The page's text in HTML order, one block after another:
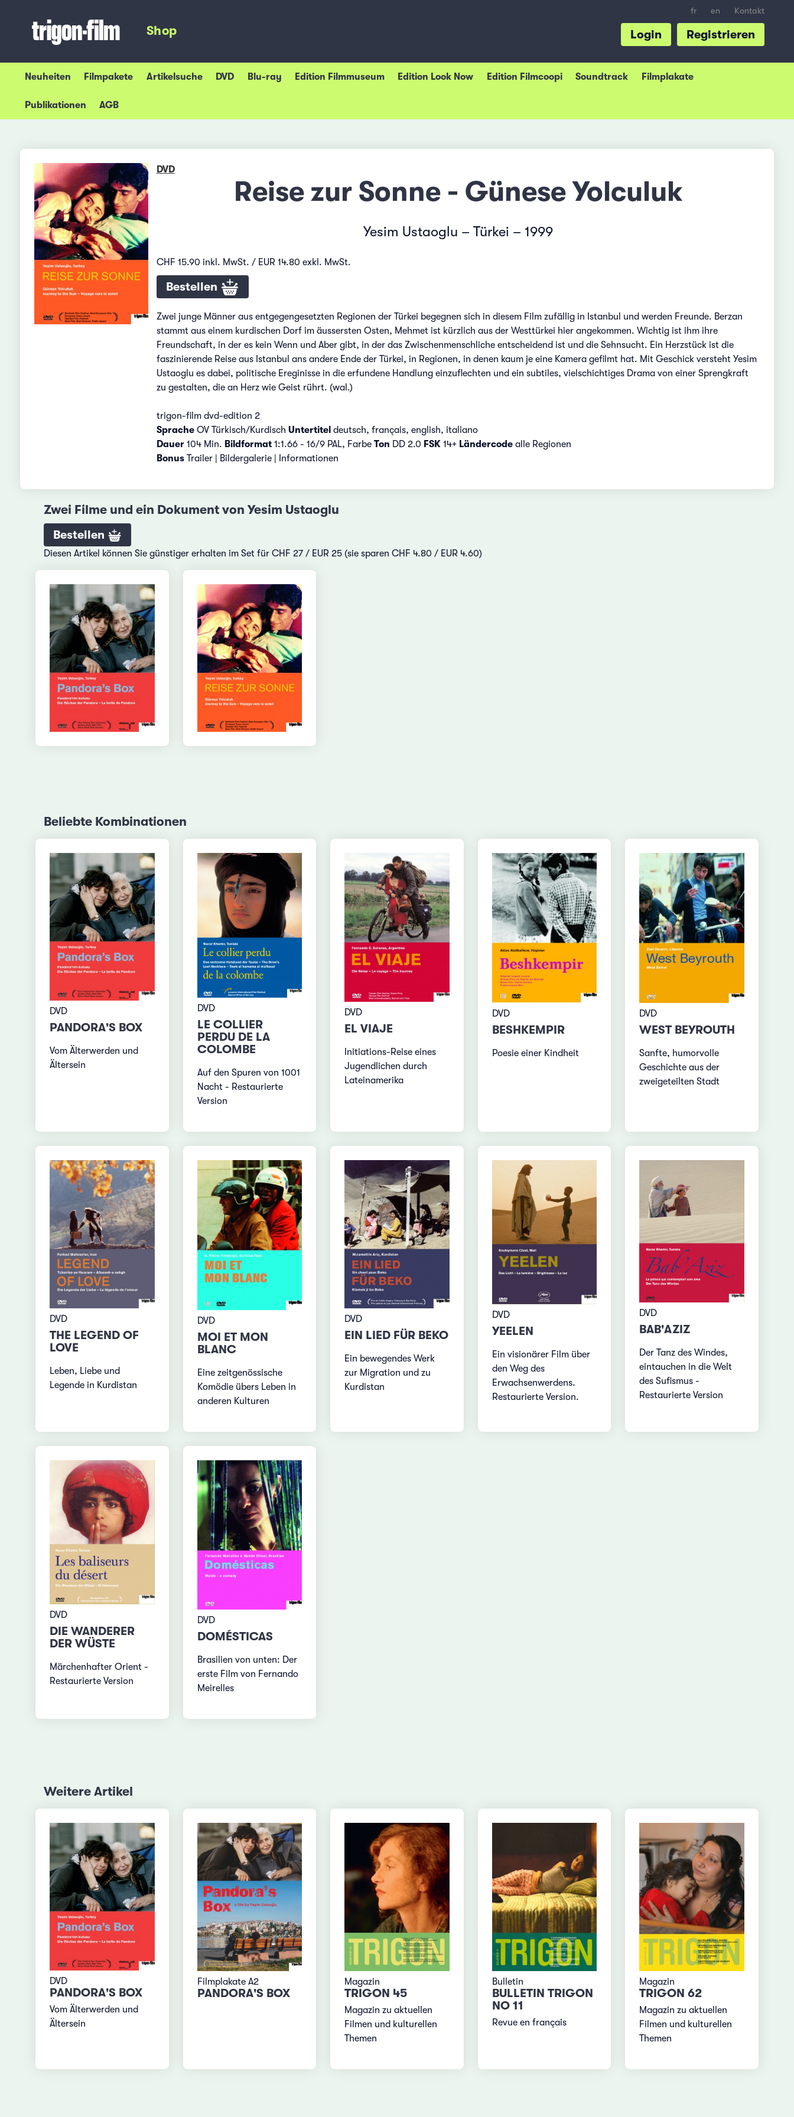
fr en Kontakt
Shop Registrieren
Login
Neuheiten Filmpakete Artikelsuche DVD Blu-ray Edition Filmmuseum Edition Look Now Edition Filmcoopi Soundtrack Filmplakate
Publikationen AGB
DVD
Reise zur Sonne - Günese Yolculuk
Yesim Ustaoglu – Türkei – 1999
CHF 15.90 inkl. MwSt. / EUR 14.80 exkl. MwSt.
Bestellen
Zwei junge Männer aus entgegengesetzten Regionen der Türkei begegnen sich in diesem Film zufällig in Istanbul und werden Freunde. Berzan
stammt aus einem kurdischen Dorf im äussersten Osten, Mehmet ist kürzlich aus der Westtürkei hier angekommen. Wichtig ist ihm ihre
Freundschaft, in der es kein Wenn und Aber gibt, in der das Zwischenmenschliche entscheidend ist und die Sehnsucht. Ein Herzstück ist die
faszinierende Reise aus Istanbul ans andere Ende der Türkei, in Regionen, in denen kaum je eine Kamera gefilmt hat. Mit Geschick versteht Yesim
Ustaoglu es dabei, politische Ereginisse in die erfundene Handlung einzuflechten und ein subtiles, vielschichtiges Drama von einer Sprengkraft
zu gestalten, die an Herz wie Geist rührt. (wal.)
trigon-film dvd-edition 2
SpracheOV Türkisch/Kurdisch Untertitel deutsch, français, english, italiano
Dauer 104 Min. Bildformat1:1.66 - 16/9 PAL, Farbe Ton DD 2.0 FSK14+ Ländercodealle Regionen
Bonus Trailer | Bildergalerie | Informationen
Zwei Filme und ein Dokument von Yesim Ustaoglu
Bestellen
Diesen Artikel können Sie günstiger erhalten im Set für CHF 27 / EUR 25 (sie sparen CHF 4.80 / EUR 4.60)
Beliebte Kombinationen
DVD
PANDORA'S BOX
Vom Älterwerden und
Ältersein
DVD
LE COLLIER
PERDU DE LA
COLOMBE
Auf den Spuren von 1001
Nacht - Restaurierte
Version
DVD
EL VIAJE
Initiations-Reise eines
Jugendlichen durch
Lateinamerika
DVD
BESHKEMPIR
Poesie einer Kindheit
DVD
WEST BEYROUTH
Sanfte, humorvolle
Geschichte aus der
zweigeteilten Stadt
DVD
THE LEGEND OF
LOVE
Leben, Liebe und
Legende in Kurdistan
DVD
MOI ET MON
BLANC
Eine zeitgenössische
Komödie übers Leben in
anderen Kulturen
DVD
EIN LIED FÜR BEKO
Ein bewegendes Werk
zur Migration und zu
Kurdistan
DVD
YEELEN
Ein visionärer Film über
den Weg des
Erwachsenwerdens.
Restaurierte Version.
DVD
BAB'AZIZ
Der Tanz des Windes,
eintauchen in die Welt
des Sufismus -
Restaurierte Version
DVD
DIE WANDERER
DER WÜSTE
Märchenhafter Orient -
Restaurierte Version
DVD
DOMÉSTICAS
Brasilien von unten: Der
erste Film von Fernando
Meirelles
Weitere Artikel
DVD
PANDORA'S BOX
Vom Älterwerden und
Ältersein
Filmplakate A2
PANDORA'S BOX
Magazin
TRIGON 45
Magazin zu aktuellen
Filmen und kulturellen
Themen
Bulletin
BULLETIN TRIGON
NO 11
Revue en français
Magazin
TRIGON 62
Magazin zu aktuellen
Filmen und kulturellen
Themen